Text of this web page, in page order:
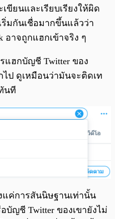
ขียนและเรียบเรียงให้ผิด
ริ่มกันเชื่อมากขึ้นแล้วว่า
อาจถูกแฮกเข้าจริง ๆ
แฮกบัญชี Twitter ของ
ไป ดูเหมือนว่ามันจะติดเท
นที
แค่การสันนิษฐานเท่านั้น
บัญชี Twitter ของเขายังไม่